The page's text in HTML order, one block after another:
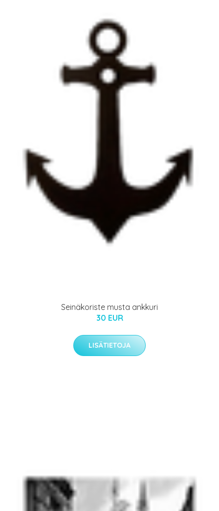
Seinäkoriste musta ankkuri
30 EUR
LISÄTIETOJA